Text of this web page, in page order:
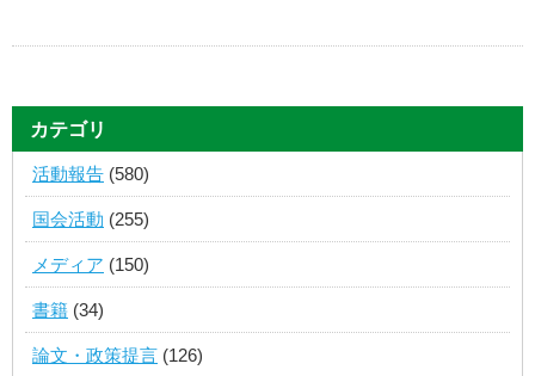
カテゴリ
活動報告 (580)
国会活動 (255)
メディア (150)
書籍 (34)
論文・政策提言 (126)